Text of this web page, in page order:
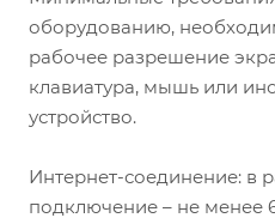
оборудованию,
рабочее разрешение
клавиатура, мышь или
устройство.
Интернет-соединение: в
подключение – не менее